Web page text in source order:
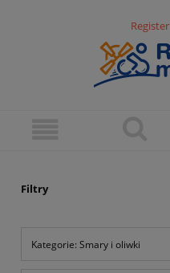
Register
Filtry
Kategorie: Smary i oliwki